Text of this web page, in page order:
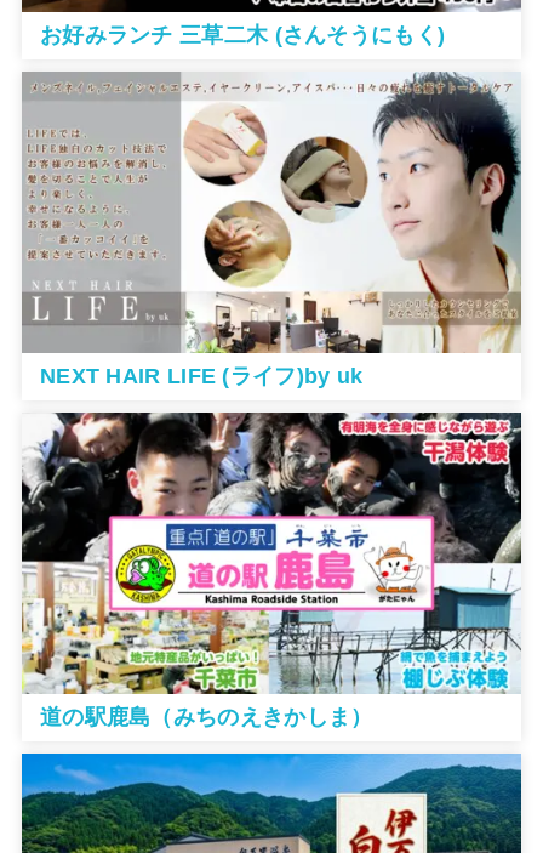
お好みランチ 三草二木 (さんそうにもく)
NEXT HAIR LIFE (ライフ)by uk
道の駅鹿島（みちのえきかしま）